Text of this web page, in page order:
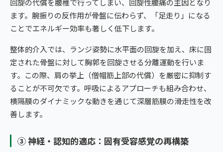
回旋の代償を腰椎で行ってしまい、回旋性腰痛の主因となり
ます。腕振りの反作用が骨盤に伝わらず、「足走り」になる
ことでエネルギー効率も著しく低下します。
整体的介入では、ランジ姿勢に水平面の回旋を加え、床に固
定された骨盤に対して胸郭を回旋させる分離運動を行いま
す。この際、肩の挙上（僧帽筋上部の代償）を厳密に抑制す
ることが不可欠です。呼吸によるアプローチも組み合わせ、
横隔膜のダイナミックな動きを通じて深層筋膜の滑走性を改
善します。
③ 神経・認知的適応：固有受容感覚の再構築